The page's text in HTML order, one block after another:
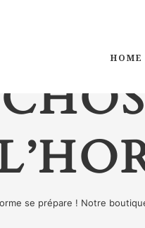
HOME
se prépare ! Notre